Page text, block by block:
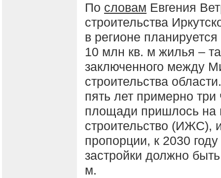
По словам Евгения
строительства
в регионе
10 млн кв. м жилья –
заключенного между
строительства
пять лет примерно
площади пришлось на
строительство (ИЖС),
пропорции, к 2030
застройки должно
м.